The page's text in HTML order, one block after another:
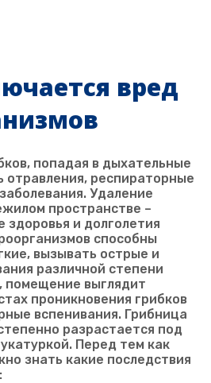
вред
попадая в дыхательные
отравления, респираторные
Удаление
пространстве –
здоровья и долголетия
способны
вызывать острые и
различной степени
помещение выглядит
проникновения грибков
вспенивания. Грибница
разрастается под
Перед тем как
знать какие последствия